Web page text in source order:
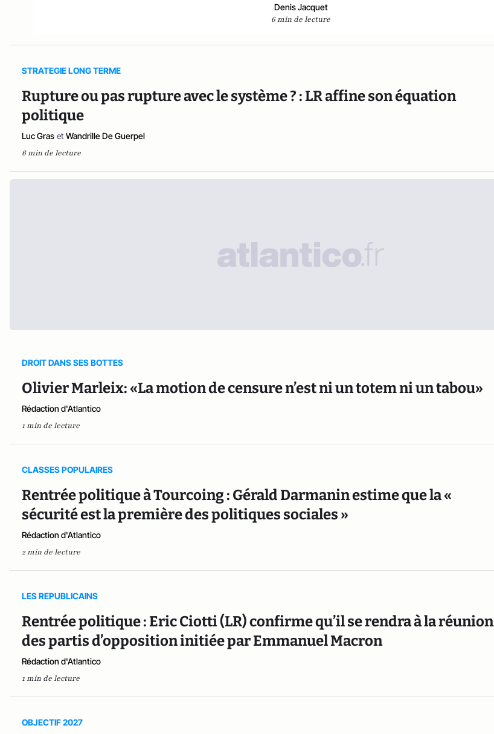
Denis Jacquet
6 min de lecture
STRATEGIE LONG TERME
Rupture ou pas rupture avec le système ? : LR affine son équation
politique
Luc Gras et Wandrille De Guerpel
6 min de lecture
DROIT DANS SES BOTTES
Olivier Marleix: «La motion de censure n’est ni un totem ni un tabou»
Rédaction d'Atlantico
1 min de lecture
CLASSES POPULAIRES
Rentrée politique à Tourcoing : Gérald Darmanin estime que la «
sécurité est la première des politiques sociales »
Rédaction d'Atlantico
2 min de lecture
LES REPUBLICAINS
Rentrée politique : Eric Ciotti (LR) confirme qu’il se rendra à la réunion
des partis d’opposition initiée par Emmanuel Macron
Rédaction d'Atlantico
1 min de lecture
OBJECTIF 2027